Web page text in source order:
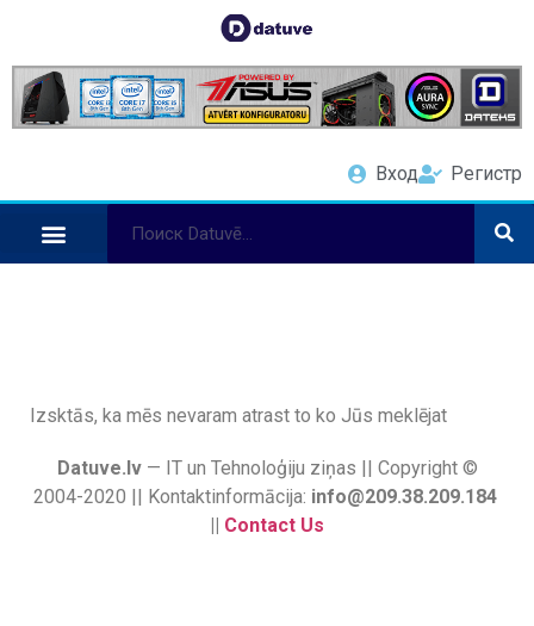
Вход Регистр
Izsktās, ka mēs nevaram atrast to ko Jūs meklējat
Datuve.lv— IT un Tehnoloģiju ziņas || Copyright ©
2004-2020 || Kontaktinformācija: info@209.38.209.184
|| Contact Us